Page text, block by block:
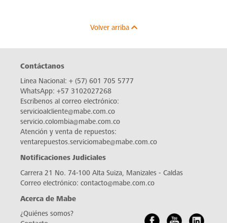
Volver arriba
Contáctanos
Línea Nacional: + (57) 601 705 5777
WhatsApp: +57 3102027268
Escríbenos al correo electrónico:
servicioalcliente@mabe.com.co
servicio.colombia@mabe.com.co
Atención y venta de repuestos:
ventarepuestos.serviciomabe@mabe.com.co
Notificaciones Judiciales
Carrera 21 No. 74-100 Alta Suiza, Manizales - Caldas
Correo electrónico: contacto@mabe.com.co
Acerca de Mabe
¿Quiénes somos?